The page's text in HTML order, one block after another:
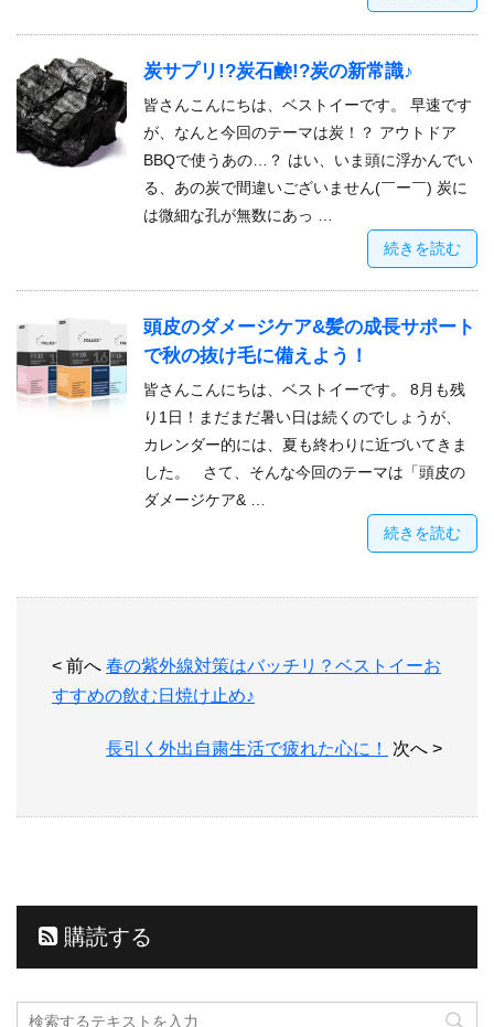
炭サプリ!?炭石鹸!?炭の新常識♪
皆さんこんにちは、ベストイーです。 早速です
が、なんと今回のテーマは炭！？ アウトドア
BBQで使うあの…？ はい、いま頭に浮かんでい
る、あの炭で間違いございません(￣ー￣) 炭に
は微細な孔が無数にあっ …
続きを読む
頭皮のダメージケア&髪の成長サポート
で秋の抜け毛に備えよう！
皆さんこんにちは、ベストイーです。 8月も残
り1日！まだまだ暑い日は続くのでしょうが、
カレンダー的には、夏も終わりに近づいてきま
した。 さて、そんな今回のテーマは「頭皮の
ダメージケア& …
続きを読む
< 前へ 春の紫外線対策はバッチリ？ベストイーお
すすめの飲む日焼け止め♪
長引く外出自粛生活で疲れた心に！ 次へ >
購読する